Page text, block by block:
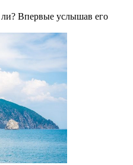
Впервые услышав его